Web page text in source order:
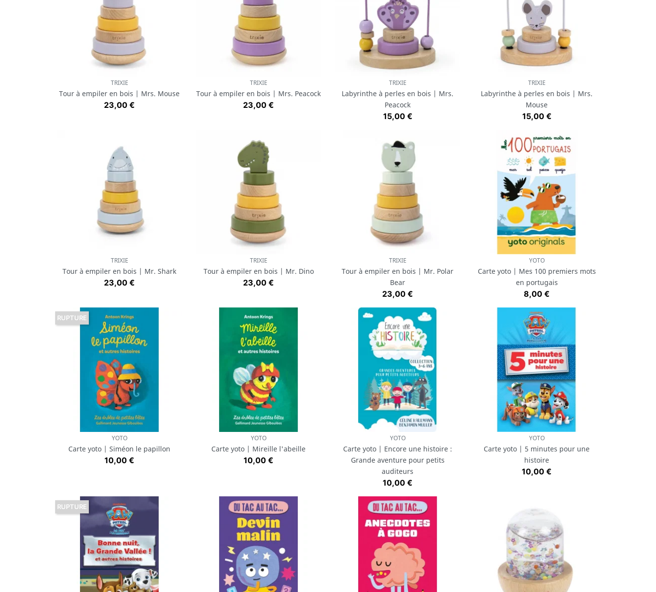
Aperçu rapide
TRIXIE
Tour à empiler en bois | Mrs. Mouse
Prix
23,00 €
Aperçu rapide
TRIXIE
Tour à empiler en bois | Mrs. Peacock
Prix
23,00 €
Aperçu rapide
TRIXIE
Labyrinthe à perles en bois | Mrs.
Peacock
Prix
15,00 €
Aperçu rapide
TRIXIE
Labyrinthe à perles en bois | Mrs.
Mouse
Prix
15,00 €
Aperçu rapide
TRIXIE
Tour à empiler en bois | Mr. Shark
Prix
23,00 €
Aperçu rapide
TRIXIE
Tour à empiler en bois | Mr. Dino
Prix
23,00 €
Aperçu rapide
TRIXIE
Tour à empiler en bois | Mr. Polar
Bear
Prix
23,00 €
Aperçu rapide
YOTO
Carte yoto | Mes 100 premiers mots
en portugais
Prix
8,00 €
Aperçu rapide
YOTO
Carte yoto | Siméon le papillon
Prix
10,00 €
RUPTURE
Aperçu rapide
YOTO
Carte yoto | Mireille l'abeille
Prix
10,00 €
Aperçu rapide
YOTO
Carte yoto | Encore une histoire :
Grande aventure pour petits
auditeurs
Prix
10,00 €
Aperçu rapide
YOTO
Carte yoto | 5 minutes pour une
histoire
Prix
10,00 €
RUPTURE